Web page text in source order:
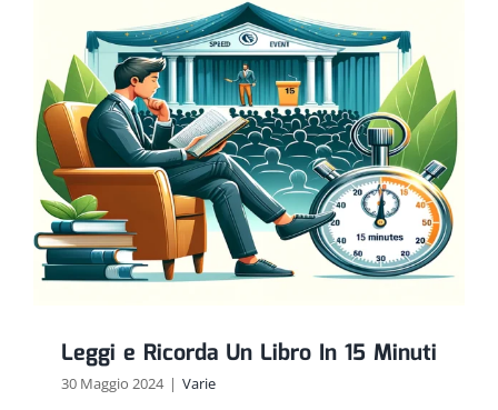
Leggi e Ricorda Un Libro In 15 Minuti
30 Maggio 2024 | Varie